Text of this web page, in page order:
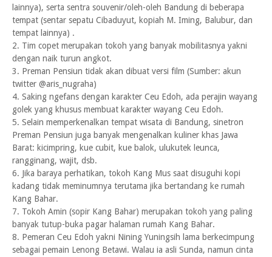
lainnya), serta sentra souvenir/oleh-oleh Bandung di beberapa
tempat (sentar sepatu Cibaduyut, kopiah M. Iming, Balubur, dan
tempat lainnya) .
2. Tim copet merupakan tokoh yang banyak mobilitasnya yakni
dengan naik turun angkot.
3. Preman Pensiun tidak akan dibuat versi film (Sumber: akun
twitter @aris_nugraha)
4. Saking ngefans dengan karakter Ceu Edoh, ada perajin wayang
golek yang khusus membuat karakter wayang Ceu Edoh.
5. Selain memperkenalkan tempat wisata di Bandung, sinetron
Preman Pensiun juga banyak mengenalkan kuliner khas Jawa
Barat: kicimpring, kue cubit, kue balok, ulukutek leunca,
rangginang, wajit, dsb.
6. Jika baraya perhatikan, tokoh Kang Mus saat disuguhi kopi
kadang tidak meminumnya terutama jika bertandang ke rumah
Kang Bahar.
7. Tokoh Amin (sopir Kang Bahar) merupakan tokoh yang paling
banyak tutup-buka pagar halaman rumah Kang Bahar.
8. Pemeran Ceu Edoh yakni Nining Yuningsih lama berkecimpung
sebagai pemain Lenong Betawi. Walau ia asli Sunda, namun cinta